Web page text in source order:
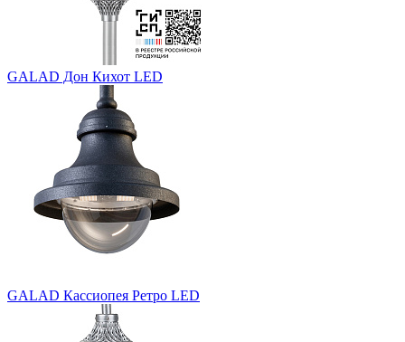
GALAD Дон Кихот LED
GALAD Кассиопея Ретро LED